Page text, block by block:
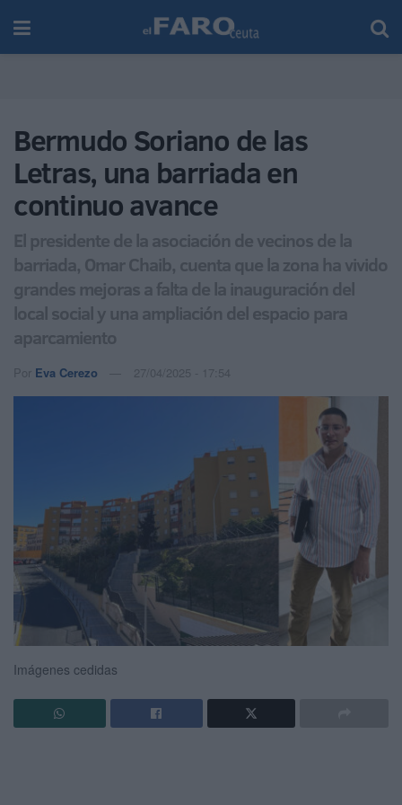
Bermudo Soriano de las
Letras, una barriada en
continuo avance
El presidente de la asociación de vecinos de la
barriada, Omar Chaib, cuenta que la zona ha vivido
grandes mejoras a falta de la inauguración del
local social y una ampliación del espacio para
aparcamiento
Por Eva Cerezo 27/04/2025 - 17:54
Imágenes cedidas